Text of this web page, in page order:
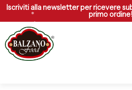
Vai
contenuto
Iscriviti alla newsletter per ricevere
primo ordine!